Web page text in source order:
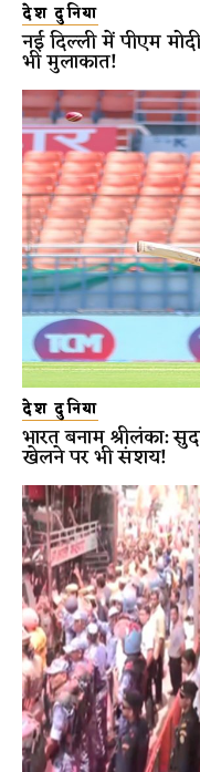
देश दुनिया
नई दिल्ली में पीएम
भी मुलाकात!
देश दुनिया
भारत बनाम श्रीलंका:
खेलने पर भी संशय!